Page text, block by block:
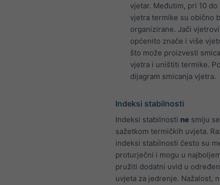
vjetar. Međutim, pri 10 do
vjetra termike su obično
organizirane. Jači vjetrovi
općenito znače i više
što može proizvesti
vjetra i uništiti termike.
dijagram smicanja vjetra.
Indeksi stabilnosti
Indeksi stabilnosti ne smiju
sažetkom termičkih uvjeta.
indeksi stabilnosti često su
proturječni i mogu u
pružiti dodatni uvid u
uvjeta za jedrenje. Nažalost,